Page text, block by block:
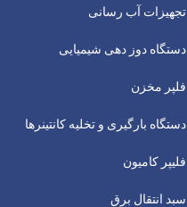
تجهیزات آب رسانی
دستگاه دوز دهی شیمیایی
فلپر مخزن
دستگاه بارگیری و تخلیه کانتینرها
فلیپر کامیون
سبد انتقال برق